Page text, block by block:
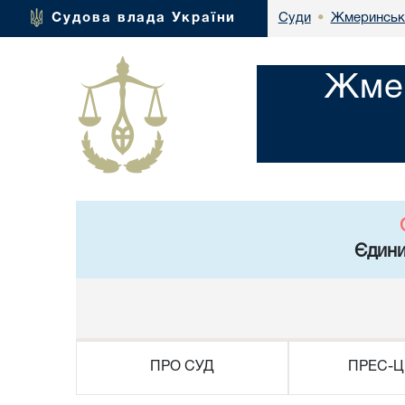
Судова влада України Суди •
ПРО СУД ПРЕС-